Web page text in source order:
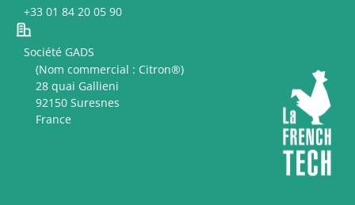
+33 01 84 20 05 90
Société GADS
(Nom commercial : Citron®)
28 quai Gallieni
92150 Suresnes
France